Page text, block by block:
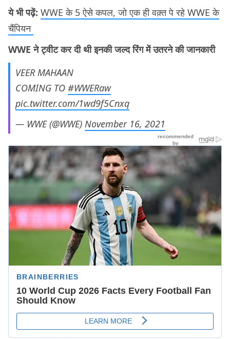
ये भी पढ़ें: WWE के 5 ऐसे कपल, जो एक ही वक़्त पे रहे WWE के
चैंपियन
WWE ने ट्वीट कर दी थी इनकी जल्द रिंग में उतरने की जानकारी
VEER MAHAAN
COMING TO #WWERaw
pic.twitter.com/1wd9f5Cnxq
— WWE (@WWE) November 16, 2021